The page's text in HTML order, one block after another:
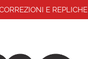
E REPLICHE